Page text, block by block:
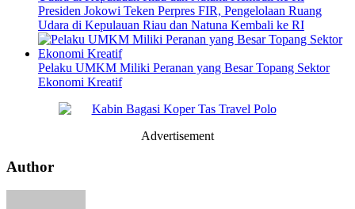
Presiden Jokowi Teken Perpres FIR, Pengelolaan Ruang
Udara di Kepulauan Riau dan Natuna Kembali ke RI
Pelaku UMKM Miliki Peranan yang Besar Topang Sektor
Ekonomi Kreatif
Advertisement
Author